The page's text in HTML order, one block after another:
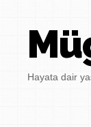
Hayata dair